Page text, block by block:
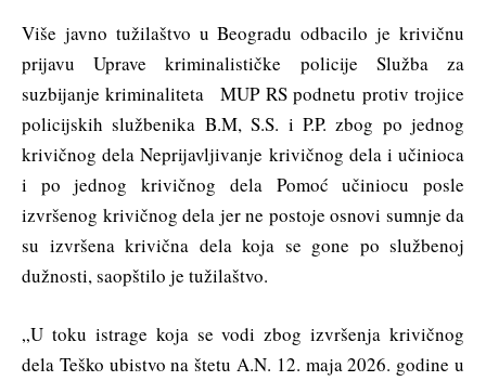
Više javno tužilaštvo u Beogradu odbacilo je krivičnu
prijavu Uprave kriminalističke policije Služba za
suzbijanje kriminaliteta MUP RS podnetu protiv trojice
policijskih službenika B.M, S.S. i P.P. zbog po jednog
krivičnog dela Neprijavljivanje krivičnog dela i učinioca
i po jednog krivičnog dela Pomoć učiniocu posle
izvršenog krivičnog dela jer ne postoje osnovi sumnje da
su izvršena krivična dela koja se gone po službenoj
dužnosti, saopštilo je tužilaštvo.
„U toku istrage koja se vodi zbog izvršenja krivičnog
dela Teško ubistvo na štetu A.N. 12. maja 2026. godine u